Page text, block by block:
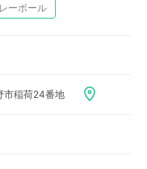
ーボール
市稲荷24番地